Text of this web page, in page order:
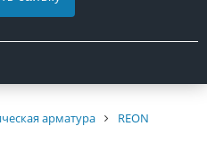
арматура
REON